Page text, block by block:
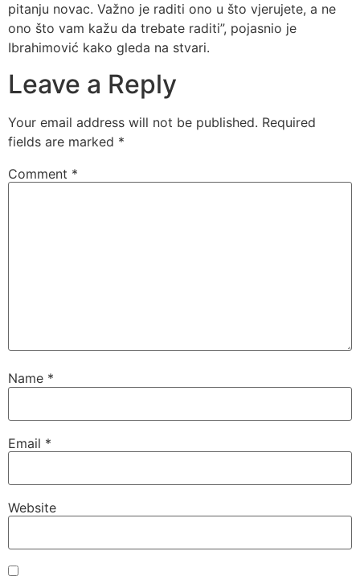
pitanju novac. Važno je raditi ono u što vjerujete, a ne
ono što vam kažu da trebate raditi”, pojasnio je
Ibrahimović kako gleda na stvari.
Leave a Reply
Your email address will not be published. Required
fields are marked *
Comment *
Name *
Email *
Website